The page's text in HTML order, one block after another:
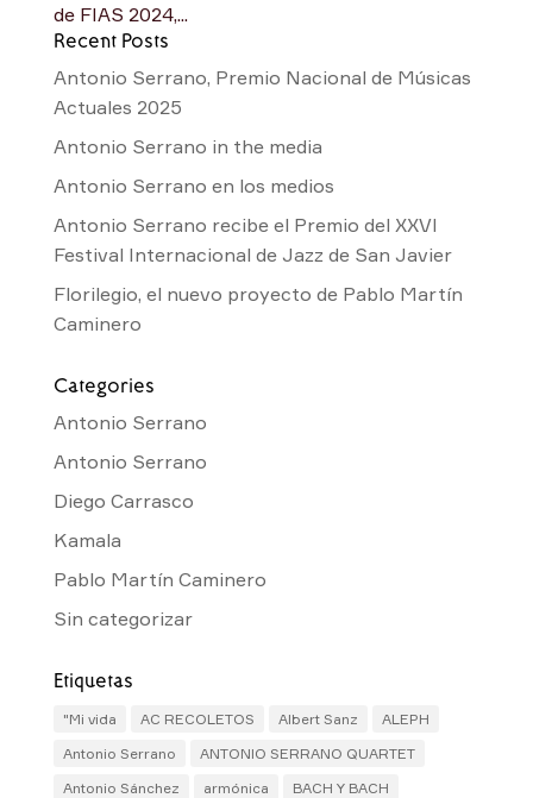
de FIAS 2024,...
Recent Posts
Antonio Serrano, Premio Nacional de Músicas
Actuales 2025
Antonio Serrano in the media
Antonio Serrano en los medios
Antonio Serrano recibe el Premio del XXVI
Festival Internacional de Jazz de San Javier
Florilegio, el nuevo proyecto de Pablo Martín
Caminero
Categories
Antonio Serrano
Antonio Serrano
Diego Carrasco
Kamala
Pablo Martín Caminero
Sin categorizar
Etiquetas
"Mi vida AC RECOLETOS Albert Sanz
ALEPH
Antonio Serrano
ANTONIO SERRANO QUARTET
Antonio Sánchez
armónica
BACH Y BACH